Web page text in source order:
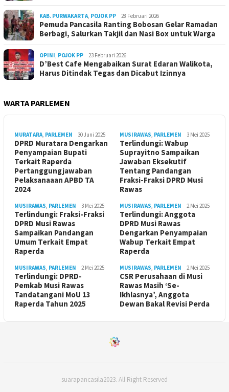
KAB. PURWAKARTA, POJOK PP 28 Februari 2026
Pemuda Pancasila Ranting Bobosan Gelar Ramadan
Berbagi, Salurkan Takjil dan Nasi Box untuk Warga
OPINI, POJOK PP 23 Februari 2026
D’Best Cafe Mengabaikan Surat Edaran Walikota,
Harus Ditindak Tegas dan Dicabut Izinnya
WARTA PARLEMEN
MURATARA, PARLEMEN 30 Juni 2025
DPRD Muratara Dengarkan
Penyampaian Bupati
Terkait Raperda
Pertanggungjawaban
Pelaksanaaan APBD TA
2024
MUSIRAWAS, PARLEMEN 3 Mei 2025
Terlindungi: Wabup
Suprayitno Sampaikan
Jawaban Eksekutif
Tentang Pandangan
Fraksi-Fraksi DPRD Musi
Rawas
MUSIRAWAS, PARLEMEN 3 Mei 2025
Terlindungi: Fraksi-Fraksi
DPRD Musi Rawas
Sampaikan Pandangan
Umum Terkait Empat
Raperda
MUSIRAWAS, PARLEMEN 2 Mei 2025
Terlindungi: Anggota
DPRD Musi Rawas
Dengarkan Penyampaian
Wabup Terkait Empat
Raperda
MUSIRAWAS, PARLEMEN 2 Mei 2025
Terlindungi: DPRD-
Pemkab Musi Rawas
Tandatangani MoU 13
Raperda Tahun 2025
MUSIRAWAS, PARLEMEN 2 Mei 2025
CSR Perusahaan di Musi
Rawas Masih ‘Se-
Ikhlasnya’, Anggota
Dewan Bakal Revisi Perda ‎
suarapancasila2023. All Right Reserved